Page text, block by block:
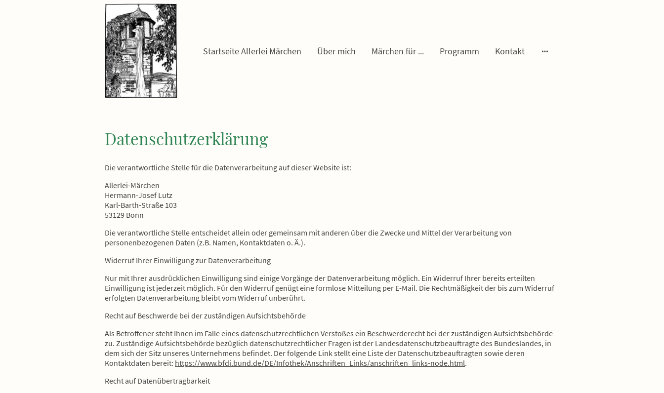
Startseite Allerlei Märchen Über mich Märchen für ... Programm Kontakt
Datenschutzerklärung
Die verantwortliche Stelle für die Datenverarbeitung auf dieser Website ist:
Allerlei-Märchen
Hermann-Josef Lutz
Karl-Barth-Straße 103
53129 Bonn
Die verantwortliche Stelle entscheidet allein oder gemeinsam mit anderen über die Zwecke und Mittel der Verarbeitung von
personenbezogenen Daten (z.B. Namen, Kontaktdaten o. Ä.).
Widerruf Ihrer Einwilligung zur Datenverarbeitung
Nur mit Ihrer ausdrücklichen Einwilligung sind einige Vorgänge der Datenverarbeitung möglich. Ein Widerruf Ihrer bereits erteilten
Einwilligung ist jederzeit möglich. Für den Widerruf genügt eine formlose Mitteilung per E-Mail. Die Rechtmäßigkeit der bis zum Widerruf
erfolgten Datenverarbeitung bleibt vom Widerruf unberührt.
Recht auf Beschwerde bei der zuständigen Aufsichtsbehörde
Als Betroffener steht Ihnen im Falle eines datenschutzrechtlichen Verstoßes ein Beschwerderecht bei der zuständigen Aufsichtsbehörde
zu. Zuständige Aufsichtsbehörde bezüglich datenschutzrechtlicher Fragen ist der Landesdatenschutzbeauftragte des Bundeslandes, in
dem sich der Sitz unseres Unternehmens befindet. Der folgende Link stellt eine Liste der Datenschutzbeauftragten sowie deren
Kontaktdaten bereit: https://www.bfdi.bund.de/DE/Infothek/Anschriften_Links/anschriften_links-node.html.
Recht auf Datenübertragbarkeit